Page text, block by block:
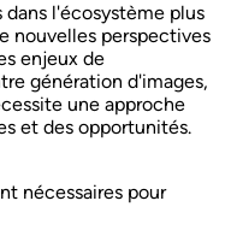
l'écosystème plus
nouvelles perspectives
enjeux de
génération d'images,
une approche
et des opportunités.
nécessaires pour